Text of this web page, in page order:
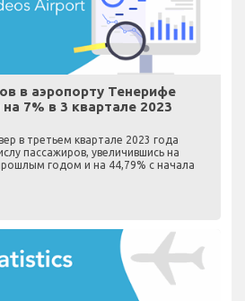
в аэропорту Тенерифе
7% в 3 квартале 2023
в третьем квартале 2023 года
пассажиров, увеличившись на
годом и на 44,79% с начала